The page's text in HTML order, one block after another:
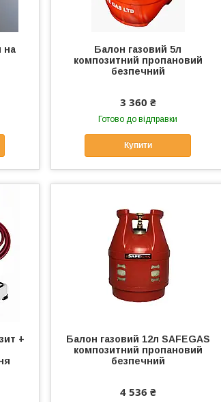
на
Балон газовий 5л
композитний пропановий
безпечний
3 360 ₴
Готово до відправки
Купити
+
Балон газовий 12л SAFEGAS
композитний пропановий
безпечний
4 536 ₴